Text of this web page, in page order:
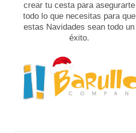
crear tu cesta para asegurarte
todo lo que necesitas para que
estas Navidades sean todo un
éxito.